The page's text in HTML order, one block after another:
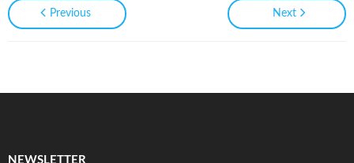
Previous Next
NEWSLETTER